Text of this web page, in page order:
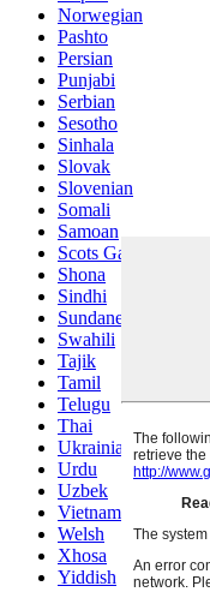
Norwegian
Pashto
Persian
Punjabi
Serbian
Sesotho
Sinhala
Slovak
Slovenian
Somali
Samoan
Scots Gaelic
Shona
Sindhi
Sundanese
Swahili
Tajik
Tamil
Telugu
Thai
Ukrainian
Urdu
Uzbek
Vietnamese
Welsh
Xhosa
Yiddish